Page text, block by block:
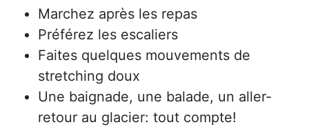
Marchez après les repas
Préférez les escaliers
Faites quelques mouvements de
stretching doux
Une baignade, une balade, un aller-
retour au glacier: tout compte!